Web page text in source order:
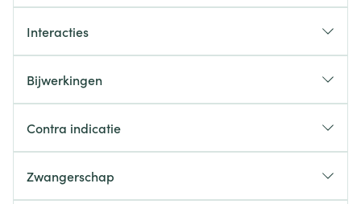
Interacties
Bijwerkingen
Contra indicatie
Zwangerschap